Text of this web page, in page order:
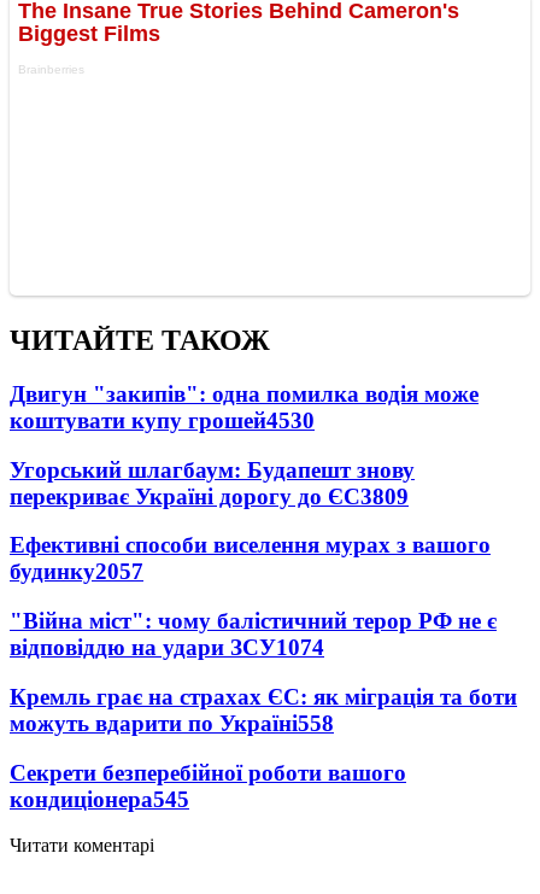
ЧИТАЙТЕ ТАКОЖ
Двигун "закипів": одна помилка водія може
коштувати купу грошей4530
Угорський шлагбаум: Будапешт знову
перекриває Україні дорогу до ЄС3809
Ефективні способи виселення мурах з вашого
будинку2057
"Війна міст": чому балістичний терор РФ не є
відповіддю на удари ЗСУ1074
Кремль грає на страхах ЄС: як міграція та боти
можуть вдарити по Україні558
Секрети безперебійної роботи вашого
кондиціонера545
Читати коментарі